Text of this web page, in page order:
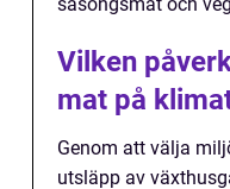
Vilken
mat på
Genom att välja
utsläpp av